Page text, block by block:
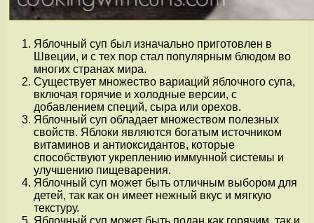
Яблочный суп был изначально приготовлен в
Швеции, и с тех пор стал популярным блюдом во
многих странах мира.
Существует множество вариаций яблочного супа,
включая горячие и холодные версии, с
добавлением специй, сыра или орехов.
Яблочный суп обладает множеством полезных
свойств. Яблоки являются богатым источником
витаминов и антиоксидантов, которые
способствуют укреплению иммунной системы и
улучшению пищеварения.
Яблочный суп может быть отличным выбором для
детей, так как он имеет нежный вкус и мягкую
текстуру.
Яблочный суп может быть подан как горячим, так и